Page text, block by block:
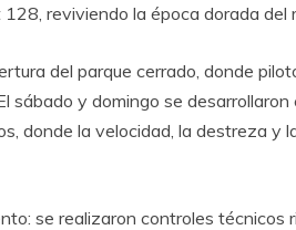
reviviendo la época dorada del
del parque cerrado, donde
y domingo se desarrollaron
donde la velocidad, la destreza y
se realizaron controles técnicos